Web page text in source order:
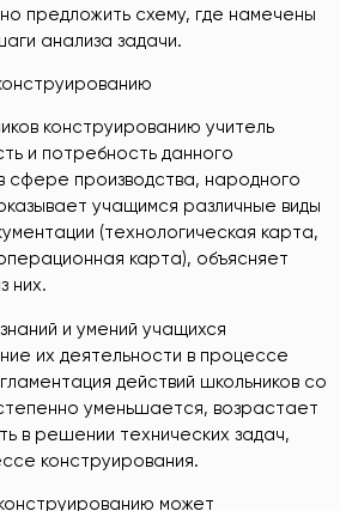
предложить схему, где намечены
анализа задачи.
конструированию учитель
и потребность данного
сфере производства, народного
учащимся различные виды
(технологическая карта,
карта), объясняет
них.
и умений учащихся
их деятельности в процессе
действий школьников со
уменьшается, возрастает
в решении технических задач,
конструирования.
может